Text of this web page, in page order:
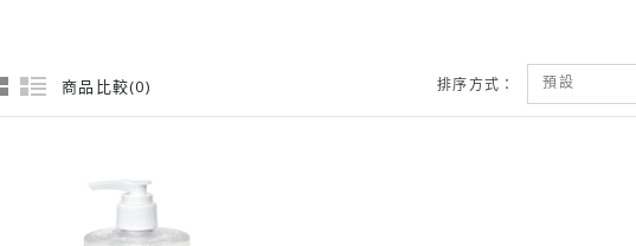
商品比較(0) 排序方式： 預設